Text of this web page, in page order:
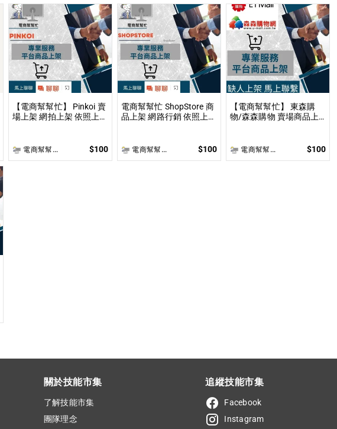
【電商幫幫忙】 Pinkoi 賣
場上架 網拍上架 依照上架
電商幫幫忙(電商平台代營運/電商上架/運營策略/網路行銷) $100
電商幫幫忙 ShopStore 商
品上架 網路行銷 依照上架
電商幫幫忙(電商平台代營運/電商上架/運營策略/網路行銷) $100
【電商幫幫忙】 東森購
物/森森購物 賣場商品上
電商幫幫忙(電商平台代營運/電商上架/運營策略/網路行銷) $100
關於技能市集
了解技能市集
團隊理念
追縱技能市集
Facebook
Instagram